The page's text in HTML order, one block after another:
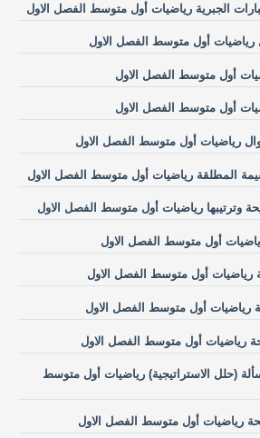
الجبرية رياضيات أول متوسط الفصل الاول
رياضيات أول متوسط الفصل الاول
أول متوسط الفصل الاول
أول متوسط الفصل الاول
رياضيات أول متوسط الفصل الاول
المطلقة رياضيات أول متوسط الفصل الاول
وترتيبها رياضيات أول متوسط الفصل الاول
أول متوسط الفصل الاول
رياضيات أول متوسط الفصل الاول
رياضيات أول متوسط الفصل الاول
رياضيات أول متوسط الفصل الاول
(حلل الاستراتيجية) رياضيات أول متوسط
رياضيات أول متوسط الفصل الاول